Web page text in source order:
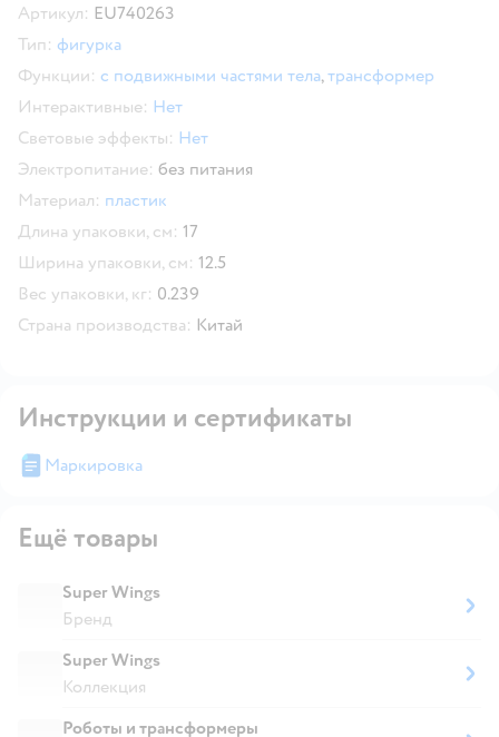
Артикул: EU740263
Тип: фигурка
Функции: с подвижными частями тела,трансформер
Интерактивные: Нет
Световые эффекты: Нет
Электропитание: без питания
Материал: пластик
Длина упаковки, см: 17
Ширина упаковки, см: 12.5
Вес упаковки, кг: 0.239
Страна производства: Китай
Инструкции и сертификаты
Маркировка
Ещё товары
Super Wings
Бренд
Super Wings
Коллекция
Роботы и трансформеры